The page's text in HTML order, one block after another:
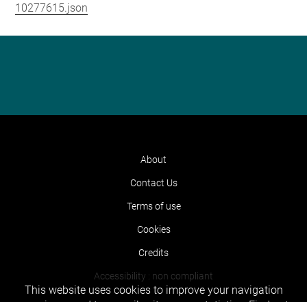
10277615.json
About
Contact Us
Terms of use
Cookies
Credits
Accessibility : non compliant
This website uses cookies to improve your navigation